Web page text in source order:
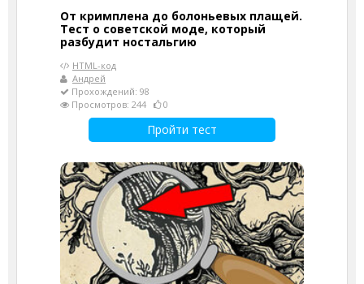
От кримплена до болоньевых плащей.
Тест о советской моде, который
разбудит ностальгию
HTML-код
Андрей
Прохождений: 98
Просмотров: 244
0
Пройти тест